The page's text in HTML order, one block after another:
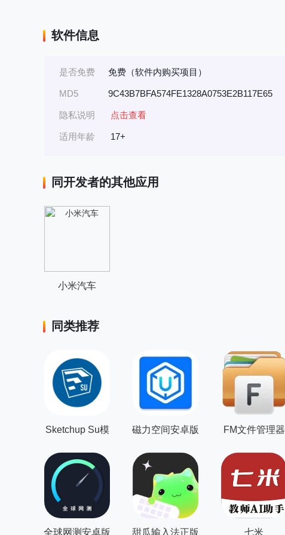
软件信息
是否免费 免费（软件内购买项目）
MD5 9C43B7BFA574FE1328A0753E2B117E65
隐私说明 点击查看
适用年龄 17+
同开发者的其他应用
小米汽车
同类推荐
Sketchup Su模
型安卓版
磁力空间安卓版 FM文件管理器
手机版
全球网测安卓版 甜瓜输入法正版 七米